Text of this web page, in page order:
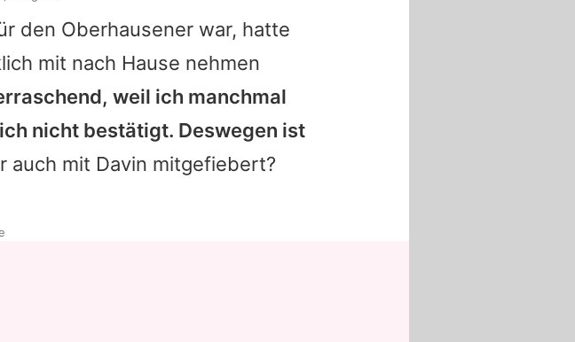
den Oberhausener war, hatte
mit nach Hause nehmen
weil ich manchmal
nicht bestätigt. Deswegen ist
auch mit Davin mitgefiebert?